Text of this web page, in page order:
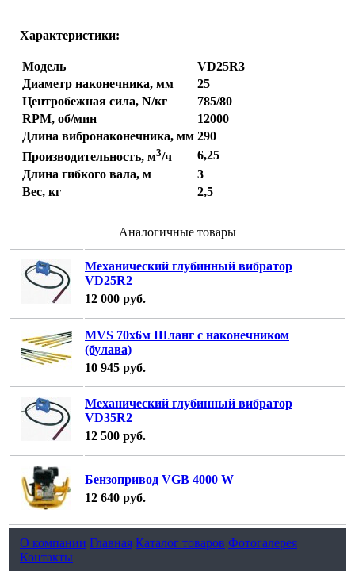
Характеристики:
Модель
VD25R3
Диаметр наконечника, мм
25
Центробежная сила, N/кг
785/80
RPM, об/мин
12000
Длина вибронаконечника, мм 290
Производительность, м3/ч
6,25
Длина гибкого вала, м
3
Вес, кг
2,5
Аналогичные товары
Механический глубинный вибратор
VD25R2
12 000 руб.
MVS 70х6м Шланг с наконечником
(булава)
10 945 руб.
Механический глубинный вибратор
VD35R2
12 500 руб.
Бензопривод VGB 4000 W
12 640 руб.
О компании Главная Каталог товаров Фотогалерея
Контакты